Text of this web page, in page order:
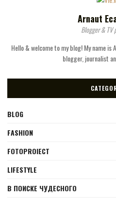
Arnaut
Blogger & TV
Hello & welcome to my blog! My name is
blogger, journalist
BLOG
FASHION
FOTOPROIECT
LIFESTYLE
В ПОИСКЕ ЧУДЕСНОГО